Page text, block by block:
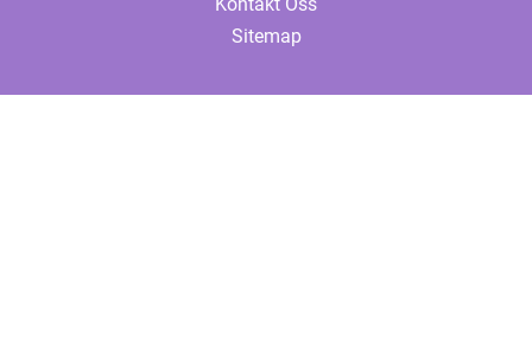
Kontakt Oss
Sitemap